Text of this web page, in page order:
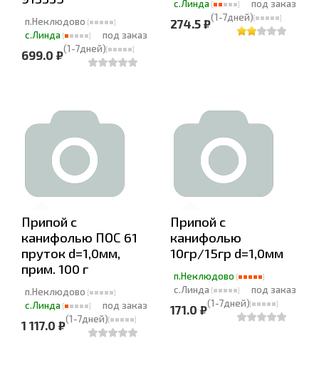
п.Неклюдово
с.Линда
под заказ
(1-7дней)
699.0 ₽
с.Линда
под заказ
(1-7дней)
274.5 ₽
Припой с
канифолью ПОС 61
пруток d=1,0мм,
прим. 100 г
п.Неклюдово
с.Линда
под заказ
(1-7дней)
1 117.0 ₽
Припой с
канифолью
10гр/15гр d=1,0мм
п.Неклюдово
с.Линда
под заказ
(1-7дней)
171.0 ₽